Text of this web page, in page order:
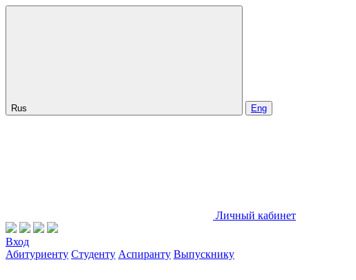
Rus Eng
Личный кабинет
Вход
Абитуриенту Студенту Аспиранту Выпускнику